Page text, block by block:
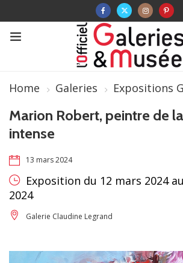
Home Galeries Expositions
Marion Robert, peintre de
intense
13 mars 2024
Exposition du 12 mars 2024
2024
Galerie Claudine Legrand